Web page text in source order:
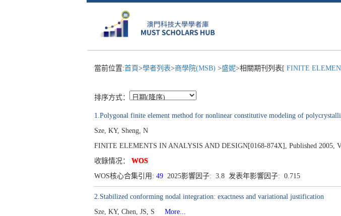
當前位置:首頁>學者列表>商學院(MSB) >盛妮>相關期刊列表[ FINITE
排序方式：
1.Polygonal finite element method for nonlinear constitutive modeling of
Sze, KY, Sheng, N
FINITE ELEMENTS IN ANALYSIS AND DESIGN[0168-874X], Published 2005,
收錄情况： WOS
WOS核心合集引用: 49 2025影響因子: 3.8 发表年影響因子: 0.715
2.Stabilized conforming nodal integration: exactness and variational justification
Sze, KY, Chen, JS, S
More...